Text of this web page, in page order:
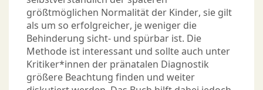
größtmöglichen Normalität der Kinder, sie gilt
als um so erfolgreicher, je weniger die
Behinderung sicht- und spürbar ist. Die
Methode ist interessant und sollte auch unter
Kritiker*innen der pränatalen Diagnostik
größere Beachtung finden und weiter